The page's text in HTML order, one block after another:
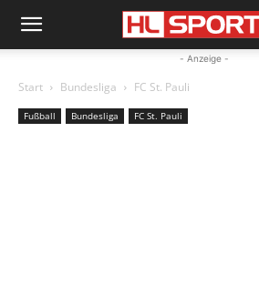
- Anzeige -
Start Bundesliga FC St. Pauli
Fußball Bundesliga FC St. Pauli